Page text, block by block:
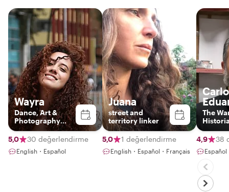
Wayra
Dance, Art &
Photography
Enthusiast
5,0
30 değerlendirme
English・Español
Juana
street and
territory linker
5,0 1 değerlendirme
English・Español・Français
The
4,9 38
Español